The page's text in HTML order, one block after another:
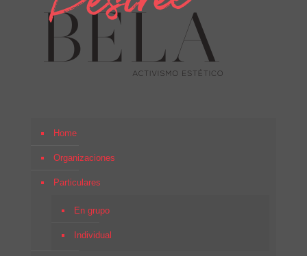
Home
Organizaciones
Particulares
En grupo
Individual